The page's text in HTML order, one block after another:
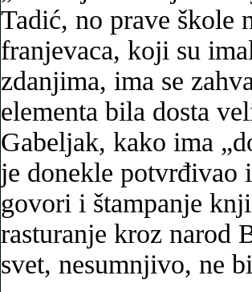
Tadić, no prave škole
franjevaca, koji su
zdanjima, ima se
elementa bila dosta
Gabeljak, kako ima
je donekle potvrđivao
govori i štampanje
rasturanje kroz narod
svet, nesumnjivo, ne